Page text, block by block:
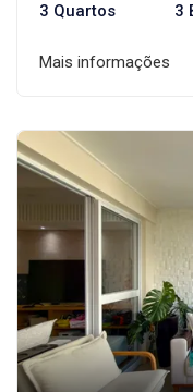
3 Quartos 3
Mais informações